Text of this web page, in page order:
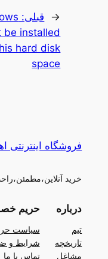
← قبلی:
be installed
hard disk
space
فروشگاه اینترنتی
خرید
درباره
تیم
تاریخچه
مشاغل
حریم
سیاست
شرایط و
تماس با ما